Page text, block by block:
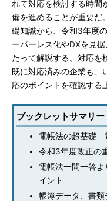
れて対応を検討する時間
備を進めることが重要だ
礎知識から、令和3年度
ーパーレス化やDXを見
たって解説する。対応を
既に対応済みの企業も、
応のポイントを確認する
ブックレットサマリー
電帳法の超基礎
令和3年度改正の
電帳法一問一答
イント
帳簿データ、書